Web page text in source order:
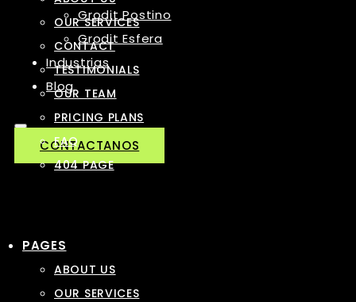
Grodit Postino
Grodit Esfera
Industrias
Blog
CONTACTANOS
OUR SERVICES
CONTACT
TESTIMONIALS
OUR TEAM
PRICING PLANS
FAQ
404 PAGE
PAGES
ABOUT US
OUR SERVICES